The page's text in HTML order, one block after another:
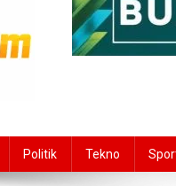
Politik Tekno